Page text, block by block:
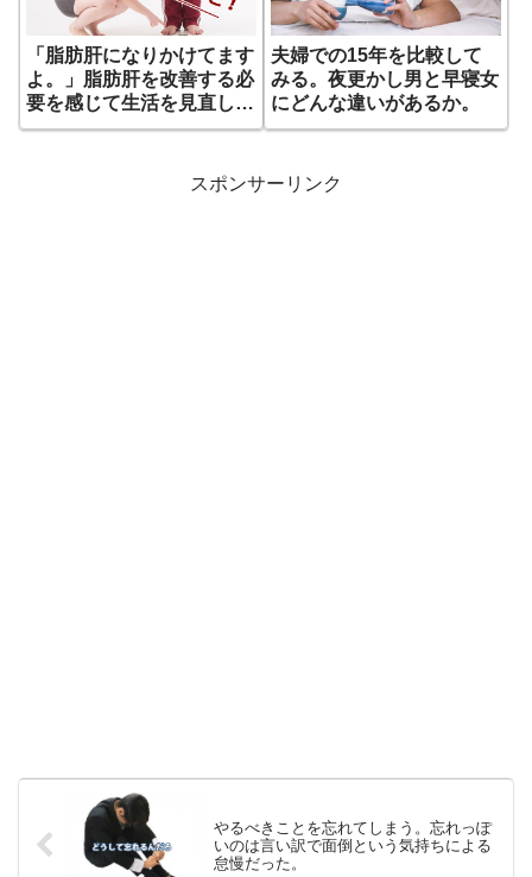
「脂肪肝になりかけてます
よ。」脂肪肝を改善する必
要を感じて生活を見直して
みた。
夫婦での15年を比較して
みる。夜更かし男と早寝女
にどんな違いがあるか。
スポンサーリンク
やるべきことを忘れてしまう。忘れっぽ
いのは言い訳で面倒という気持ちによる
怠慢だった。